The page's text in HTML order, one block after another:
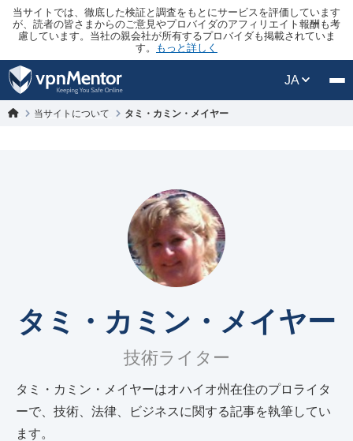
当サイトでは、徹底した検証と調査をもとにサービスを評価しています
が、読者の皆さまからのご意見やプロバイダのアフィリエイト報酬も考
慮しています。当社の親会社が所有するプロバイダも掲載されていま
す。
もっと詳しく
JA
当サイトについて タミ・カミン・メイヤー
タミ・カミン・メイヤー
技術ライター
タミ・カミン・メイヤーはオハイオ州在住のプロライタ
ーで、技術、法律、ビジネスに関する記事を執筆してい
ます。